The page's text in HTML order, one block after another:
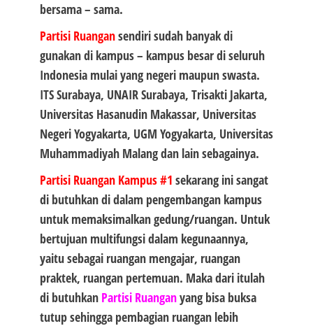
bersama – sama.
Partisi Ruangansendiri sudah banyak di
gunakan di kampus – kampus besar di seluruh
Indonesia mulai yang negeri maupun swasta.
ITS Surabaya, UNAIR Surabaya, Trisakti Jakarta,
Universitas Hasanudin Makassar, Universitas
Negeri Yogyakarta, UGM Yogyakarta, Universitas
Muhammadiyah Malang dan lain sebagainya.
Partisi Ruangan Kampus #1 sekarang ini sangat
di butuhkan di dalam pengembangan kampus
untuk memaksimalkan gedung/ruangan. Untuk
bertujuan multifungsi dalam kegunaannya,
yaitu sebagai ruangan mengajar, ruangan
praktek, ruangan pertemuan. Maka dari itulah
di butuhkan Partisi Ruanganyang bisa buksa
tutup sehingga pembagian ruangan lebih